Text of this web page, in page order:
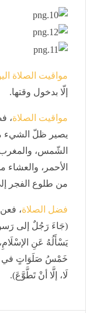
مواقيت الصلاة
إلّا بدخول وقتها.
مواقيت الصلاة،
يصير ظلّ الشيء
الشّمس،
الأحمر،
من طلوع الفجر
فضل الصلاة،
(جَاءَ رَجُلٌ إلى
يَسْأَلُهُ عَنِ
خَمْسُ صَلَوَاتٍ في
لَا، إلَّا أنْ تَطَّوَّعَ).